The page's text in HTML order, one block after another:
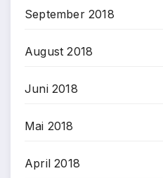
September 2018
August 2018
Juni 2018
Mai 2018
April 2018